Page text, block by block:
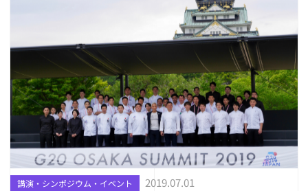
講演・シンポジウム・イベント 2019.07.01